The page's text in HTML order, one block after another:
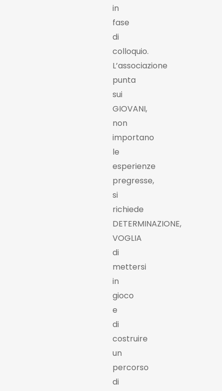
in
fase
di
colloquio.
L’associazione
punta
sui
GIOVANI,
non
importano
le
esperienze
pregresse,
si
richiede
DETERMINAZIONE,
VOGLIA
di
mettersi
in
gioco
e
di
costruire
un
percorso
di